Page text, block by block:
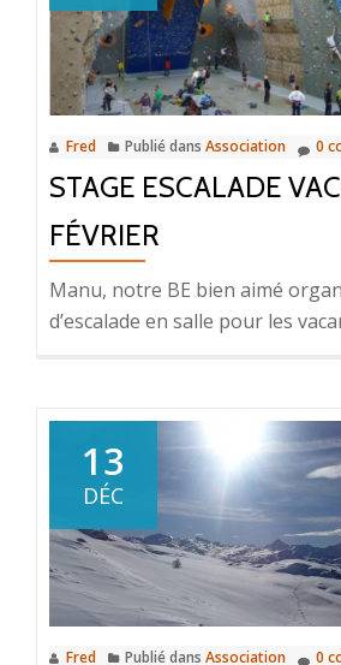
Fred Publié dans Association 0
STAGE ESCALADE
FÉVRIER
Manu, notre BE bien aimé
d’escalade en salle pour les
13
DÉC
Fred Publié dans Association 0